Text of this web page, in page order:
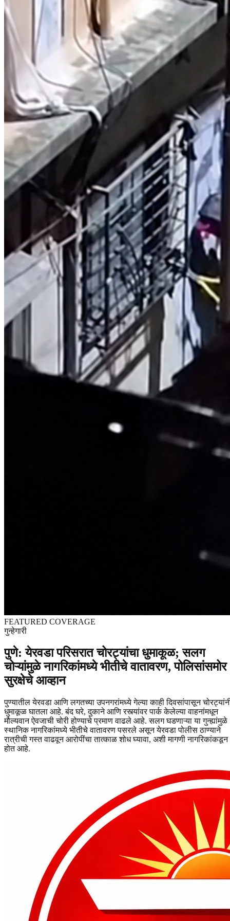
FEATURED COVERAGE
गुन्हेगारी
पुणे: येरवडा परिसरात चोरट्यांचा धुमाकूळ; सलग
चोऱ्यांमुळे नागरिकांमध्ये भीतीचे वातावरण, पोलिसांसमोर
सुरक्षेचे आव्हान
पुण्यातील येरवडा आणि लगतच्या उपनगरांमध्ये गेल्या काही दिवसांपासून
धुमाकूळ घातला आहे. बंद घरे, दुकाने आणि रस्त्यांवर पार्क केलेल्या वाहनांमधून
मौल्यवान ऐवजाची चोरी होण्याचे प्रमाण वाढले आहे. सलग घडणाऱ्या या गुन्ह्यांमुळे
स्थानिक नागरिकांमध्ये भीतीचे वातावरण पसरले असून येरवडा पोलीस ठाण्याने
रात्रीची गस्त वाढवून आरोपींचा तात्काळ शोध घ्यावा, अशी मागणी नागरिकांकडून
होत आहे.